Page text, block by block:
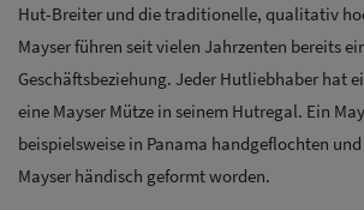
Hut-Breiter und die traditionelle, qualitativ
Mayser führen seit vielen Jahrzenten bereits
Geschäftsbeziehung. Jeder Hutliebhaber hat
eine Mayser Mütze in seinem Hutregal. Ein
beispielsweise in Panama handgeflochten
Mayser händisch geformt worden.